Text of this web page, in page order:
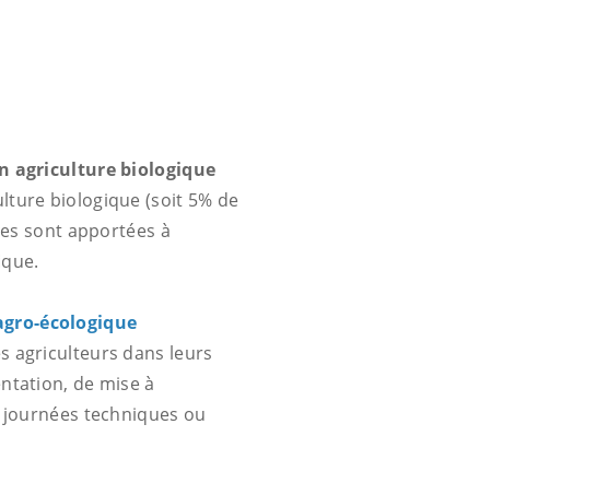
agriculture biologique
biologique (soit 5% de
sont apportées à
écologique
agriculteurs dans leurs
de mise à
techniques ou